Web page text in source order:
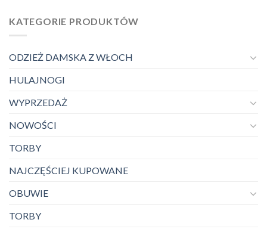
KATEGORIE PRODUKTÓW
ODZIEŻ DAMSKA Z WŁOCH
HULAJNOGI
WYPRZEDAŻ
NOWOŚCI
TORBY
NAJCZĘŚCIEJ KUPOWANE
OBUWIE
TORBY